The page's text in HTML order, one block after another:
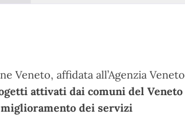
Veneto, affidata all’Agenzia Veneto
attivati dai comuni del Veneto
dei servizi